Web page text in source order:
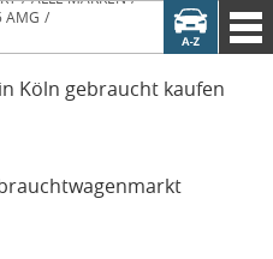
AMG
Köln gebraucht kaufen